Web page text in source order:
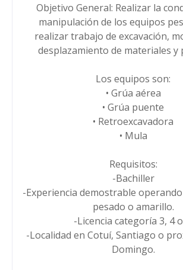
Objetivo General: Realizar la
manipulación de los equipos
realizar trabajo de excavación,
desplazamiento de materiales y
Los equipos son:
• Grúa aérea
• Grúa puente
• Retroexcavadora
• Mula
Requisitos:
-Bachiller
-Experiencia demostrable
pesado o amarillo.
-Licencia categoría 3, 4
-Localidad en Cotuí, Santiago o
Domingo.